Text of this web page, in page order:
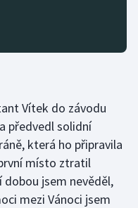
Vítek do závodu
předvedl solidní
která ho připravila
místo ztratil
jsem nevěděl,
mezi Vánoci jsem